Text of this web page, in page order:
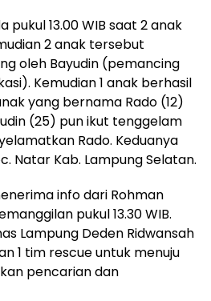
pukul 13.00 WIB saat 2 anak
2 anak tersebut
oleh Bayudin (pemancing
Kemudian 1 anak berhasil
yang bernama Rado (12)
(25) pun ikut tenggelam
Rado. Keduanya
Natar Kab. Lampung Selatan.
info dari Rohman
pukul 13.30 WIB.
Lampung Deden Ridwansah
1 tim rescue untuk menuju
pencarian dan